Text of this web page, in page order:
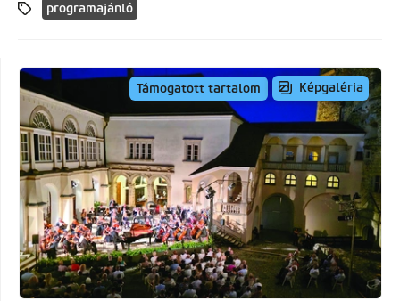
programajánló
Támogatott tartalom Képgaléria